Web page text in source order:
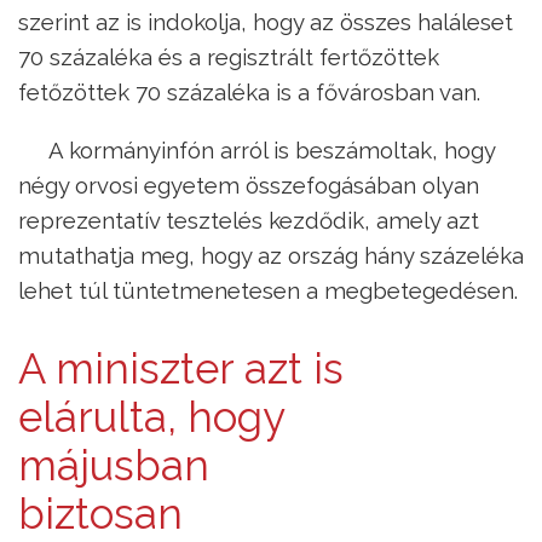
szerint az is indokolja, hogy az összes haláleset
70 százaléka és a regisztrált fertőzöttek
fetőzöttek 70 százaléka is a fővárosban van.
A kormányinfón arról is beszámoltak, hogy
négy orvosi egyetem összefogásában olyan
reprezentatív tesztelés kezdődik, amely azt
mutathatja meg, hogy az ország hány százeléka
lehet túl tüntetmenetesen a megbetegedésen.
A miniszter azt is
elárulta, hogy
májusban
biztosan